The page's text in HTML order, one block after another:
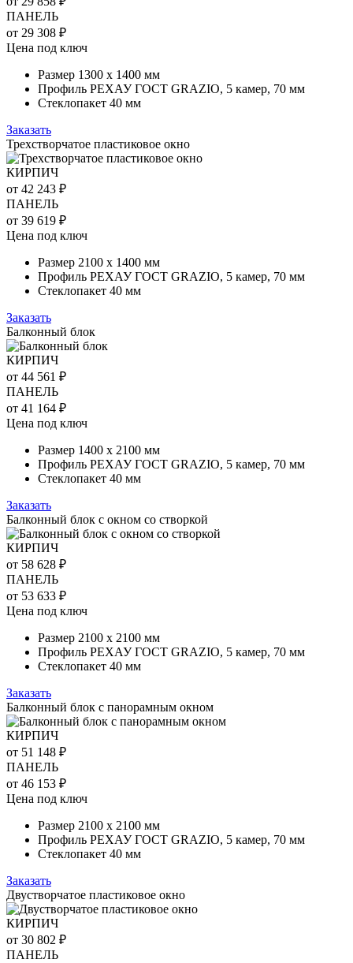
ПАНЕЛЬ
от 29 308 ₽
Цена под ключ
Размер 1300 х 1400 мм
Профиль РЕХАУ ГОСТ GRAZIO, 5 камер, 70 мм
Стеклопакет 40 мм
Заказать
Трехстворчатое пластиковое окно
КИРПИЧ
от 42 243 ₽
ПАНЕЛЬ
от 39 619 ₽
Цена под ключ
Размер 2100 х 1400 мм
Профиль РЕХАУ ГОСТ GRAZIO, 5 камер, 70 мм
Стеклопакет 40 мм
Заказать
Балконный блок
КИРПИЧ
от 44 561 ₽
ПАНЕЛЬ
от 41 164 ₽
Цена под ключ
Размер 1400 х 2100 мм
Профиль РЕХАУ ГОСТ GRAZIO, 5 камер, 70 мм
Стеклопакет 40 мм
Заказать
Балконный блок с окном со створкой
КИРПИЧ
от 58 628 ₽
ПАНЕЛЬ
от 53 633 ₽
Цена под ключ
Размер 2100 х 2100 мм
Профиль РЕХАУ ГОСТ GRAZIO, 5 камер, 70 мм
Стеклопакет 40 мм
Заказать
Балконный блок с панорамным окном
КИРПИЧ
от 51 148 ₽
ПАНЕЛЬ
от 46 153 ₽
Цена под ключ
Размер 2100 х 2100 мм
Профиль РЕХАУ ГОСТ GRAZIO, 5 камер, 70 мм
Стеклопакет 40 мм
Заказать
Двустворчатое пластиковое окно
КИРПИЧ
от 30 802 ₽
ПАНЕЛЬ